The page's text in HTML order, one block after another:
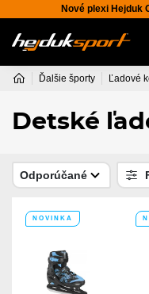
Nové plexi Hejduk
Ďalšie športy Ľadové
Detské
Odporúčané
NOVINKA